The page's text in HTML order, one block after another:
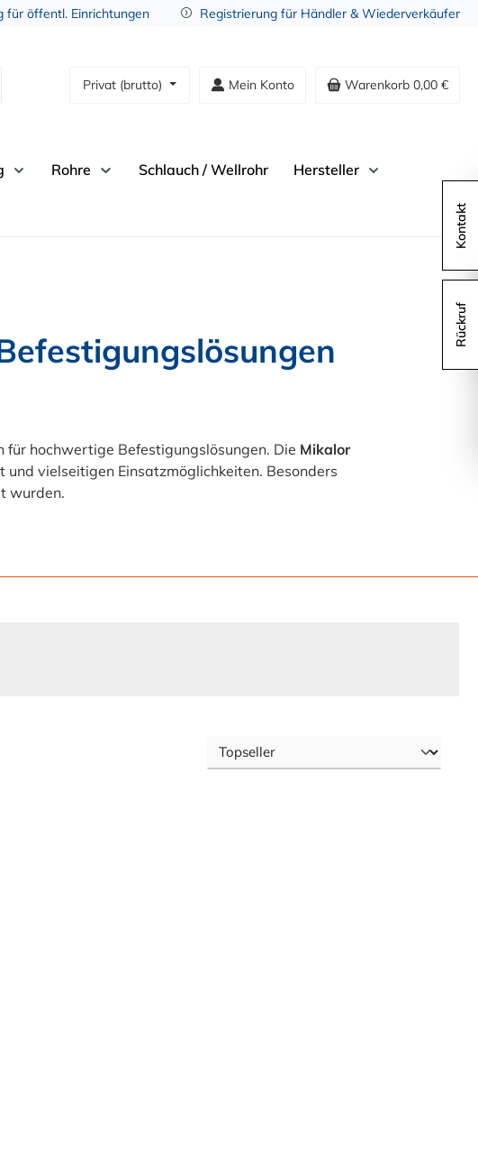
für öffentl. Einrichtungen Registrierung für Händler & Wiederverkäufer
Privat (brutto) Mein Konto Warenkorb 0,00 €
Rohre Schlauch / Wellrohr Hersteller
für hochwertige Befestigungslösungen. Die Mikalor
vielseitigen Einsatzmöglichkeiten. Besonders
wurden.
Kontakt
Rückruf